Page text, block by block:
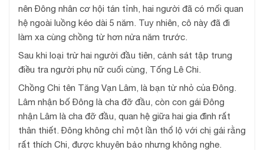
nên Đông nhân cơ hội tán tỉnh, hai người đã có mối quan
hệ ngoài luồng kéo dài 5 năm. Tuy nhiên, cô này đã đi
làm xa cùng chồng từ hơn nửa năm trước.
Sau khi loại trừ hai người đầu tiên, cảnh sát tập trung
điều tra người phụ nữ cuối cùng, Tống Lê Chi.
Chồng Chi tên Tăng Vạn Lâm, là bạn từ nhỏ của Đông.
Lâm nhận bố Đông là cha đỡ đầu, còn con gái Đông
nhận Lâm là cha đỡ đầu, quan hệ giữa hai gia đình rất
thân thiết. Đông không chỉ một lần thổ lộ với chị gái rằng
rất thích Chi, được khuyên bảo nhưng không nghe.